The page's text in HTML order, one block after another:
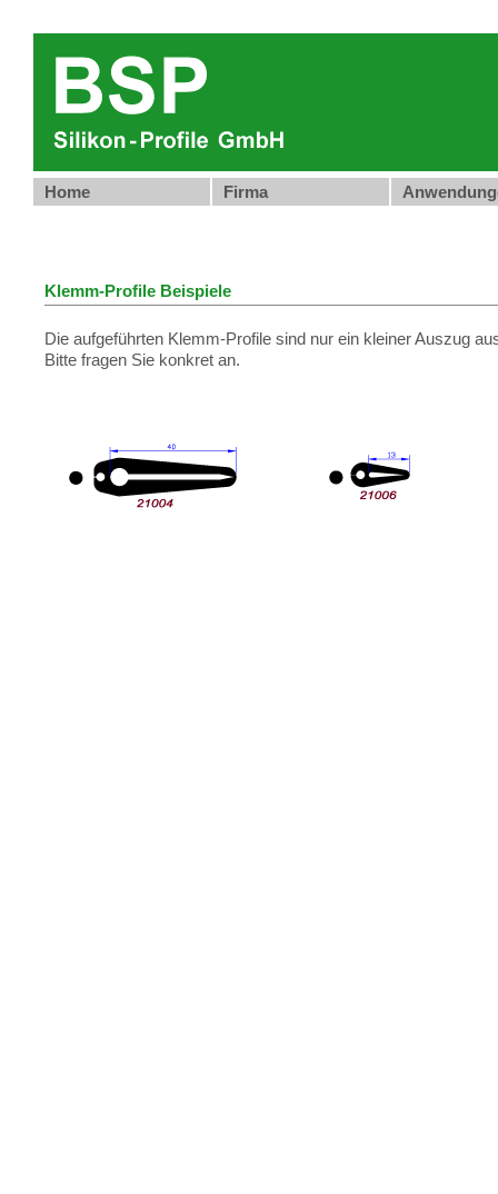
Klemm-Profile Beispiele
Die aufgeführten Klemm-Profile sind nur ein kleiner Auszug
Bitte fragen Sie konkret an.
Home Firma